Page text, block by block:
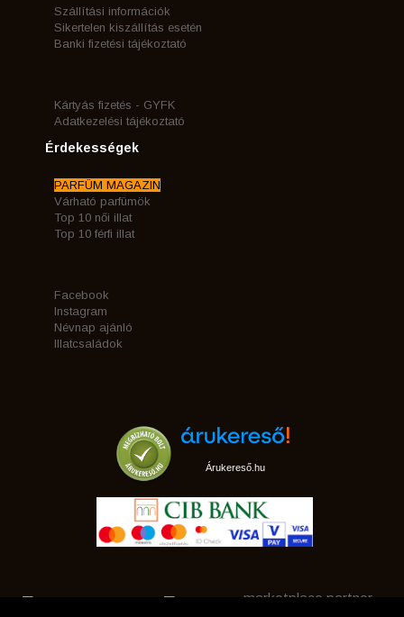
Szállítási információk
Sikertelen kiszállítás esetén
Banki fizetési tájékoztató
Kártyás fizetés - GYFK
Adatkezelési tájékoztató
Érdekességek
PARFÜM MAGAZIN
Várható parfümök
Top 10 női illat
Top 10 férfi illat
Facebook
Instagram
Névnap ajánló
Illatcsaládok
Árukereső.hu
marketplace partner